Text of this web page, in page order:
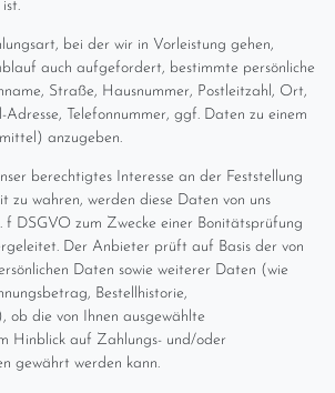
bei der wir in Vorleistung gehen,
auch aufgefordert, bestimmte persönliche
Straße, Hausnummer, Postleitzahl, Ort,
Telefonnummer, ggf. Daten zu einem
anzugeben.
berechtigtes Interesse an der Feststellung
zu wahren, werden diese Daten von uns
f DSGVO zum Zwecke einer Bonitätsprüfung
Der Anbieter prüft auf Basis der von
Daten sowie weiterer Daten (wie
Bestellhistorie,
ob die von Ihnen ausgewählte
Hinblick auf Zahlungs- und/oder
gewährt werden kann.